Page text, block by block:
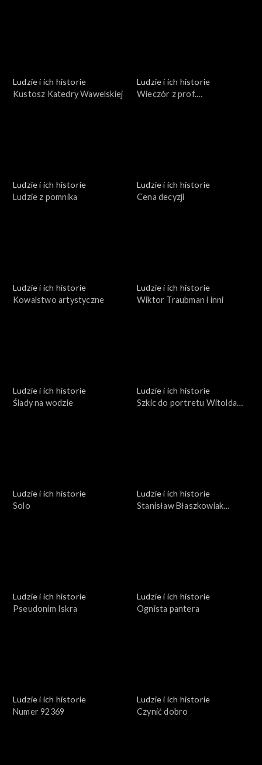
Ludzie i ich historie
Kustosz Katedry Wawelskiej
Ludzie i ich historie
Wieczór z prof.
Ludzie i ich historie
Ludzie z pomnika
Ludzie i ich historie
Cena decyzji
Ludzie i ich historie
Kowalstwo artystyczne
Ludzie i ich historie
Wiktor Traubman i inni
Ludzie i ich historie
Ślady na wodzie
Ludzie i ich historie
Szkic do portretu Witolda
Ludzie i ich historie
Solo
Ludzie i ich historie
Stanisław Błaszkowiak
Ludzie i ich historie
Pseudonim Iskra
Ludzie i ich historie
Ognista pantera
Ludzie i ich historie
Numer 92369
Ludzie i ich historie
Czynić dobro